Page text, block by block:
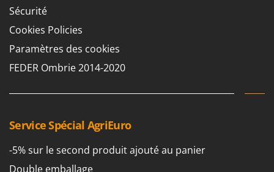
Sécurité
Cookies Policies
Paramètres des cookies
FEDER Ombrie 2014-2020
Service Spécial AgriEuro
-5% sur le second produit ajouté au panier
Double emballage